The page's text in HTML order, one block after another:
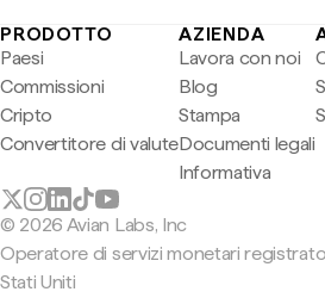
PRODOTTO
Paesi
Commissioni
Cripto
Convertitore di valute
AZIENDA
Lavora con noi
Blog
Stampa
Documenti legali
Informativa
© 2026 Avian Labs, Inc
Operatore di servizi monetari
Stati Uniti